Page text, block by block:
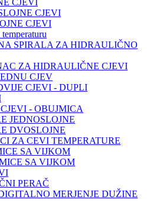
CJEVI
CJEVI
CJEVI
SPIRALA ZA HIDRAULIČNO
ZA HIDRAULIČNE CJEVI
CJEV
CJEVI - DUPLI
- OBUJMICA
JEDNOSLOJNE
DVOSLOJNE
ZA CEVI TEMPERATURE
SA VIJKOM
SA VIJKOM
PERAČ
MERJENJE DUŽINE